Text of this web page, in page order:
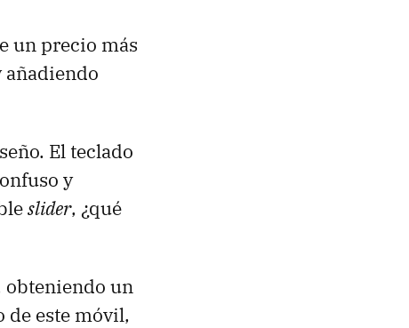
un precio más
añadiendo
El teclado
y
slider, ¿qué
obteniendo un
este móvil,